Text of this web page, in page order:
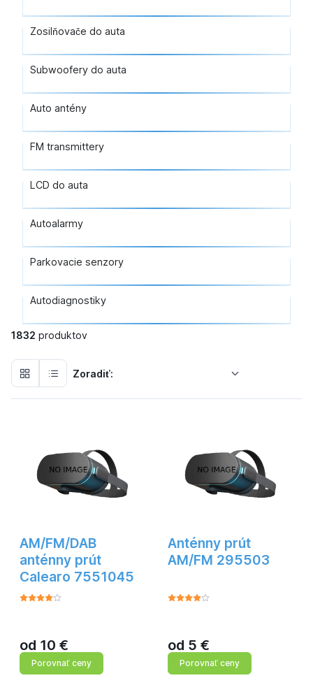
Zosilňovače do auta
Subwoofery do auta
Auto antény
FM transmittery
LCD do auta
Autoalarmy
Parkovacie senzory
Autodiagnostiky
1832 produktov
Zoradiť:
AM/FM/DAB
anténny prút
Calearo 7551045
od 10 €
Porovnať ceny
Anténny prút
AM/FM 295503
od 5 €
Porovnať ceny